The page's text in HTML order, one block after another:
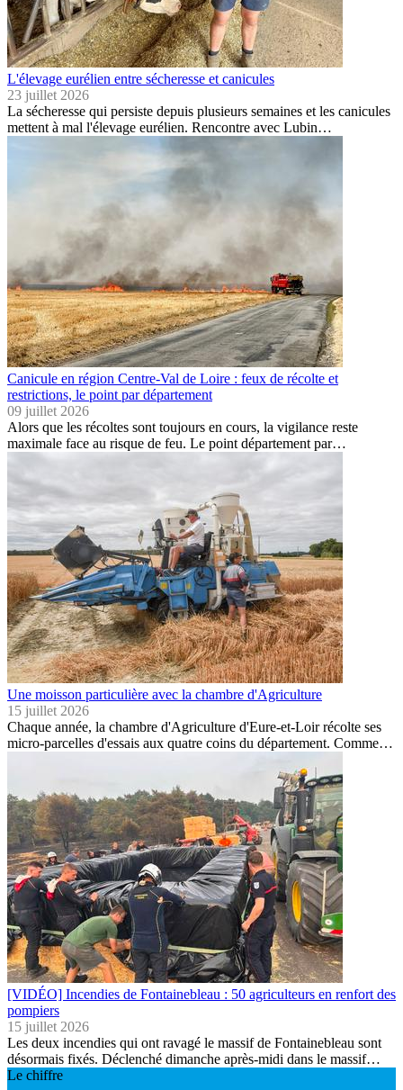
L'élevage eurélien entre sécheresse et canicules
23 juillet 2026
La sécheresse qui persiste depuis plusieurs semaines et les canicules
mettent à mal l'élevage eurélien. Rencontre avec Lubin…
Canicule en région Centre-Val de Loire : feux de récolte et
restrictions, le point par département
09 juillet 2026
Alors que les récoltes sont toujours en cours, la vigilance reste
maximale face au risque de feu. Le point département par…
Une moisson particulière avec la chambre d'Agriculture
15 juillet 2026
Chaque année, la chambre d'Agriculture d'Eure-et-Loir récolte ses
micro-parcelles d'essais aux quatre coins du département. Comme…
[VIDÉO] Incendies de Fontainebleau : 50 agriculteurs en renfort des
pompiers
15 juillet 2026
Les deux incendies qui ont ravagé le massif de Fontainebleau sont
désormais fixés. Déclenché dimanche après-midi dans le massif…
Le chiffre